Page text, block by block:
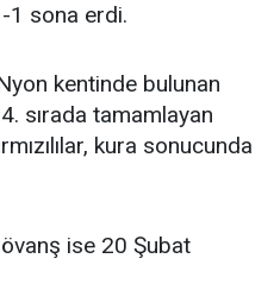
1 sona erdi.
kentinde bulunan
sırada tamamlayan
kura sonucunda
ise 20 Şubat